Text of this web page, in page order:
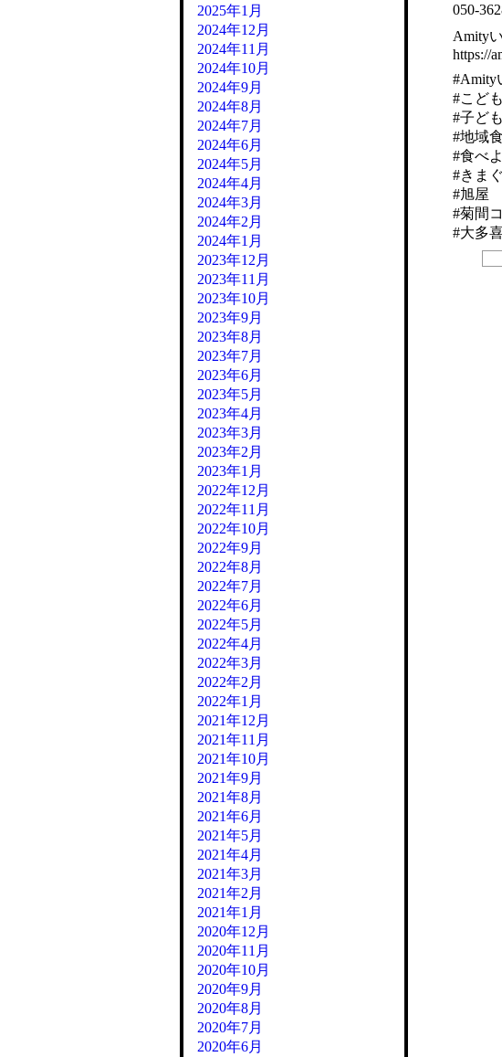
050-
Amity
https://
#Amity
#こど
#子ど
#地域
#食べ
#きま
#旭屋
#菊間
#大多
2025年1月
2024年12月
2024年11月
2024年10月
2024年9月
2024年8月
2024年7月
2024年6月
2024年5月
2024年4月
2024年3月
2024年2月
2024年1月
2023年12月
2023年11月
2023年10月
2023年9月
2023年8月
2023年7月
2023年6月
2023年5月
2023年4月
2023年3月
2023年2月
2023年1月
2022年12月
2022年11月
2022年10月
2022年9月
2022年8月
2022年7月
2022年6月
2022年5月
2022年4月
2022年3月
2022年2月
2022年1月
2021年12月
2021年11月
2021年10月
2021年9月
2021年8月
2021年6月
2021年5月
2021年4月
2021年3月
2021年2月
2021年1月
2020年12月
2020年11月
2020年10月
2020年9月
2020年8月
2020年7月
2020年6月